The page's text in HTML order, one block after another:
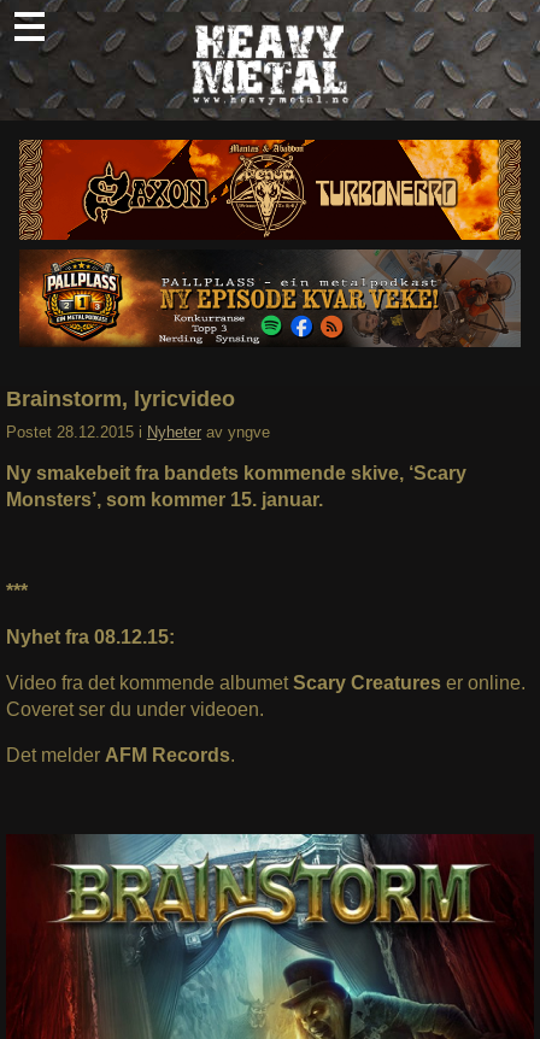
Skip
to
content
Nyheter
Omtaler
Intervjuer
Om oss
Abonner
Søk
Brainstorm, lyricvideo
Postet 28.12.2015 i Nyheter av yngve
Ny smakebeit fra bandets kommende skive, ‘Scary
Monsters’, som kommer 15. januar.
***
Nyhet fra 08.12.15:
Video fra det kommende albumetScary Creatureser online.
Coveret ser du under videoen.
Det melder AFM Records.